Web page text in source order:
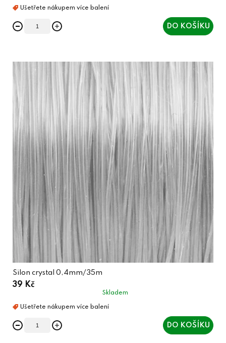
DO KOŠÍKU
Silon crystal 0,4mm/35m
39 Kč
Skladem
DO KOŠÍKU